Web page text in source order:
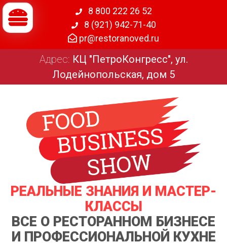
8 800 222 26 52
8 (921) 942-71-40
pr@restoranoved.ru
Адрес: КЦ "ПетроКонгресс", ул.
Лодейнопольская, дом 5
РЕАЛЬНЫЕ ЗНАНИЯ И МАСТЕР-
КЛАССЫ
ВСЕ О РЕСТОРАННОМ БИЗНЕСЕ
И ПРОФЕССИОНАЛЬНОЙ КУХНЕ